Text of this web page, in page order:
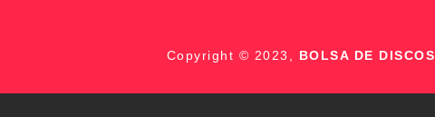
Copyright © 2023, BOLSA DE DISCOS